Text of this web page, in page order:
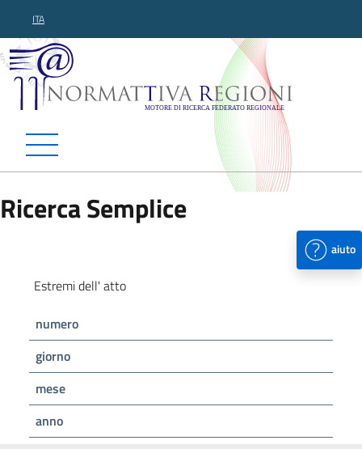
ITA
Normattiva Regioni -
Ricerca Semplice
aiuto
Estremi dell' atto
numero
giorno
mese
anno